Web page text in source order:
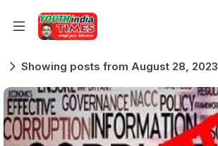
Showing posts from August 28, 2023